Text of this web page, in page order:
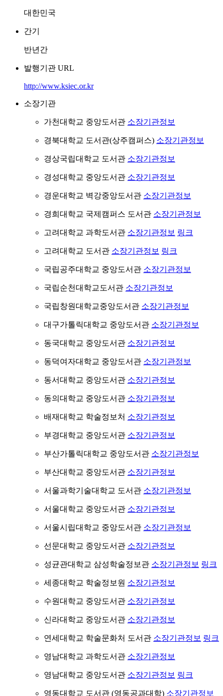
대한민국
간기
반년간
발행기관 URL
http://www.ksiec.or.kr
소장기관
가천대학교 중앙도서관 소장기관정보
경북대학교 도서관(상주캠퍼스) 소장기관정보
경상국립대학교 도서관 소장기관정보
경성대학교 중앙도서관 소장기관정보
경운대학교 벽강중앙도서관 소장기관정보
경희대학교 국제캠퍼스 도서관 소장기관정보
고려대학교 과학도서관 소장기관정보 링크
고려대학교 도서관 소장기관정보 링크
국립공주대학교 중앙도서관 소장기관정보
국립순천대학교도서관 소장기관정보
국립창원대학교중앙도서관 소장기관정보
대구가톨릭대학교 중앙도서관 소장기관정보
동국대학교 중앙도서관 소장기관정보
동덕여자대학교 중앙도서관 소장기관정보
동서대학교 중앙도서관 소장기관정보
동의대학교 중앙도서관 소장기관정보
배재대학교 학술정보처 소장기관정보
부경대학교 중앙도서관 소장기관정보
부산가톨릭대학교 중앙도서관 소장기관정보
부산대학교 중앙도서관 소장기관정보
서울과학기술대학교 도서관 소장기관정보
서울대학교 중앙도서관 소장기관정보
서울시립대학교 중앙도서관 소장기관정보
선문대학교 중앙도서관 소장기관정보
성균관대학교 삼성학술정보관 소장기관정보 링크
세종대학교 학술정보원 소장기관정보
수원대학교 중앙도서관 소장기관정보
신라대학교 중앙도서관 소장기관정보
연세대학교 학술문화처 도서관 소장기관정보 링크
영남대학교 과학도서관 소장기관정보
영남대학교 중앙도서관 소장기관정보 링크
영동대학교 도서관 (영동공과대학) 소장기관정보